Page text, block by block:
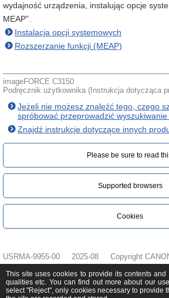
wydajność urządzenia, instalując opcje
MEAP”.
Instalacja opcji systemowych
Rozszerzanie funkcji (MEAP)
imageFORCE C3150
Podręcznik użytkownika (Instrukcja dotycząca
Jeżeli nie możesz znaleźć tego, czego
spróbować przeprowadzić wyszukiwanie
Znajdź instrukcje dotyczące innych
Please be sure to read
Supported browsers
Cookies
USRMA-9955-00 2025-08 Copyright
This site uses cookies to provide its contents
qualities etc. You can find out more about our
select "Reject", only cookies necessary to provide